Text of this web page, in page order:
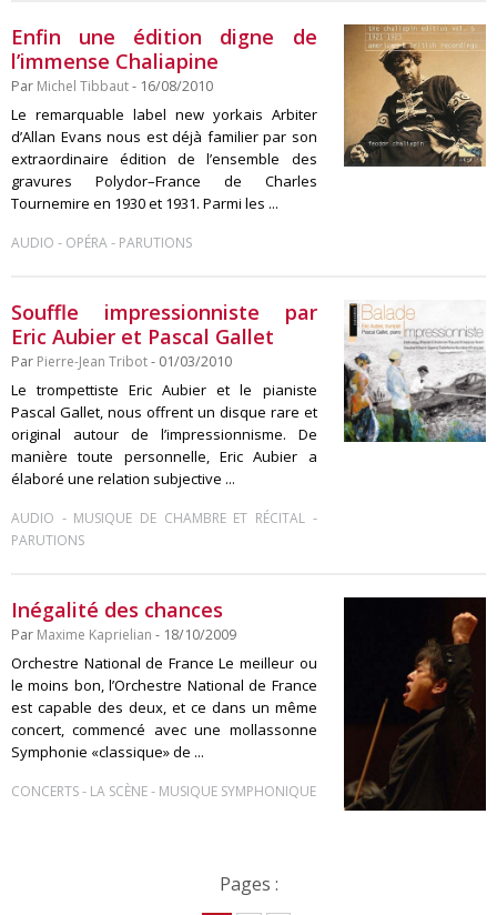
Enfin une édition digne de
l’immense Chaliapine
Par Michel Tibbaut- 16/08/2010
Le remarquable label new yorkais Arbiter
d’Allan Evans nous est déjà familier par son
extraordinaire édition de l’ensemble des
gravures Polydor–France de Charles
Tournemire en 1930 et 1931. Parmi les ...
AUDIO - OPÉRA- PARUTIONS
Souffle impressionniste par
Eric Aubier et Pascal Gallet
Par Pierre-Jean Tribot- 01/03/2010
Le trompettiste Eric Aubier et le pianiste
Pascal Gallet, nous offrent un disque rare et
original autour de l’impressionnisme. De
manière toute personnelle, Eric Aubier a
élaboré une relation subjective ...
AUDIO - MUSIQUE DE CHAMBRE ET RÉCITAL -
PARUTIONS
Inégalité des chances
Par Maxime Kaprielian - 18/10/2009
Orchestre National de France Le meilleur ou
le moins bon, l’Orchestre National de France
est capable des deux, et ce dans un même
concert, commencé avec une mollassonne
Symphonie «classique» de ...
CONCERTS- LA SCÈNE- MUSIQUE SYMPHONIQUE
Pages :